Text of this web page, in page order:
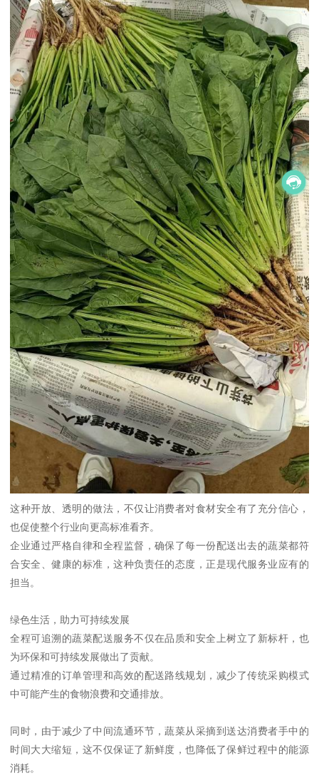
这种开放、透明的做法，不仅让消费者对食材安全有了充分信心，
也促使整个行业向更高标准看齐。
企业通过严格自律和全程监督，确保了每一份配送出去的蔬菜都符
合安全、健康的标准，这种负责任的态度，正是现代服务业应有的
担当。
绿色生活，助力可持续发展
全程可追溯的蔬菜配送服务不仅在品质和安全上树立了新标杆，也
为环保和可持续发展做出了贡献。
通过精准的订单管理和高效的配送路线规划，减少了传统采购模式
中可能产生的食物浪费和交通排放。
同时，由于减少了中间流通环节，蔬菜从采摘到送达消费者手中的
时间大大缩短，这不仅保证了新鲜度，也降低了保鲜过程中的能源
消耗。